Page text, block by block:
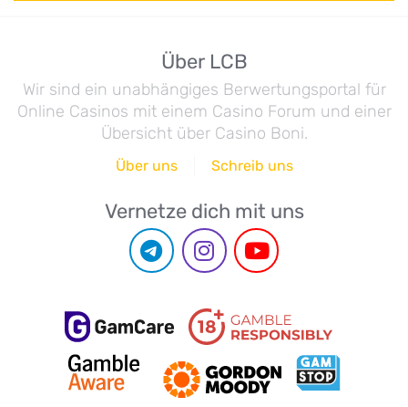
Über LCB
Wir sind ein unabhängiges Berwertungsportal für
Online Casinos mit einem Casino Forum und einer
Übersicht über Casino Boni.
Über uns Schreib uns
Vernetze dich mit uns